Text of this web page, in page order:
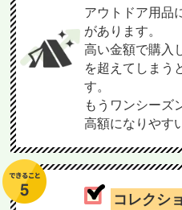
アウトドア用品
があります。
高い金額で購入
を超えてしまう
す。
もうワンシーズ
高額になりやす
コレクシ